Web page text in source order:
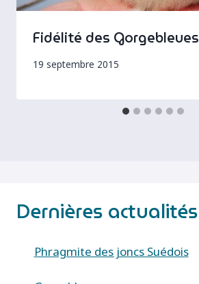
Fidélité des
19 septembre 2015
Dernières actualités
Phragmite des joncs Suédois